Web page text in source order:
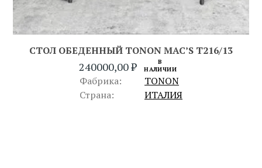
СТОЛ ОБЕДЕННЫЙ TONON MAC’S T216/13
240000,00₽
В
НАЛИЧИИ
Фабрика:
TONON
Страна:
ИТАЛИЯ